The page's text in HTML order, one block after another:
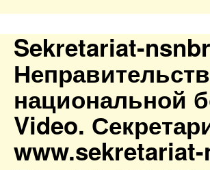
Sekretariat-
национальной
Video.